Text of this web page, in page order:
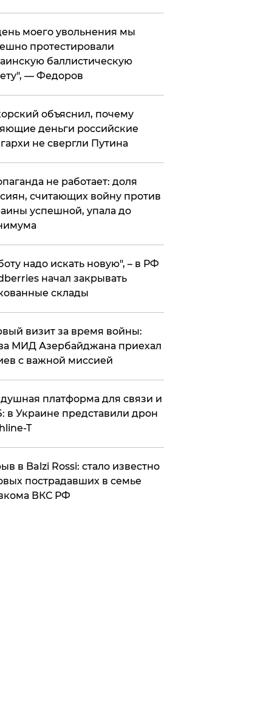
моего увольнения мы
протестировали
баллистическую
— Федоров
объяснил, почему
деньги российские
не свергли Путина
не работает: доля
считающих войну против
успешной, упала до
надо искать новую", – в РФ
начал закрывать
склады
визит за время войны:
МИД Азербайджана приехал
с важной миссией
платформа для связи и
в Украине представили дрон
T
в Balzi Rossi: стало известно
пострадавших в семье
ВКС РФ